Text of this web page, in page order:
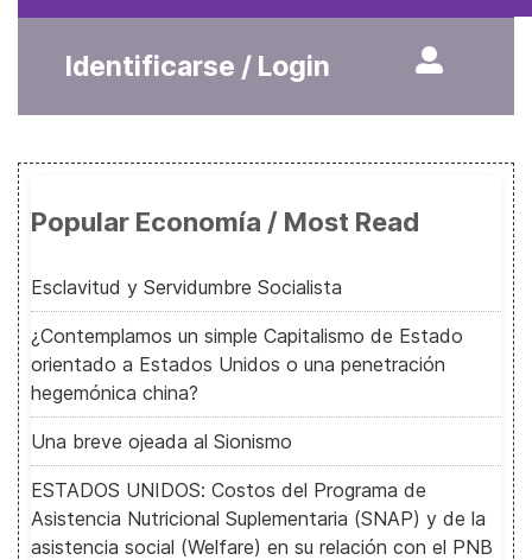
Identificarse / Login
Popular Economía / Most Read
Esclavitud y Servidumbre Socialista
¿Contemplamos un simple Capitalismo de Estado
orientado a Estados Unidos o una penetración
hegemónica china?
Una breve ojeada al Sionismo
ESTADOS UNIDOS: Costos del Programa de
Asistencia Nutricional Suplementaria (SNAP) y de la
asistencia social (Welfare) en su relación con el PNB